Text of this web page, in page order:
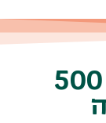
מארז יין, שמן זית 500